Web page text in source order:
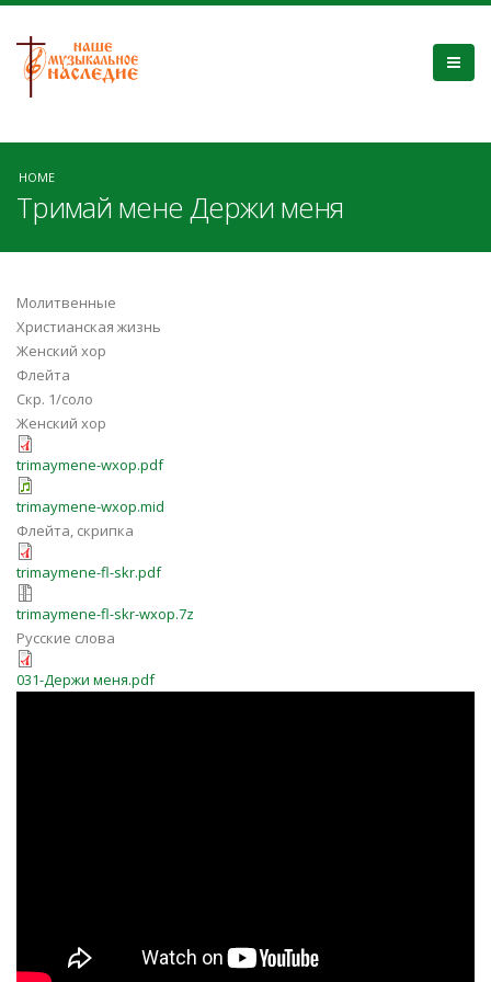
HOME
Тримай мене Держи меня
Молитвенные
Христианская жизнь
Женский хор
Флейта
Скр. 1/соло
Женский хор
trimaymene-wxop.pdf
trimaymene-wxop.mid
Флейта, скрипка
trimaymene-fl-skr.pdf
trimaymene-fl-skr-wxop.7z
Русские слова
031-Держи меня.pdf